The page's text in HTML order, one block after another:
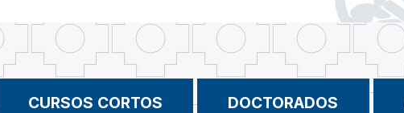
CURSOS CORTOS DOCTORADOS